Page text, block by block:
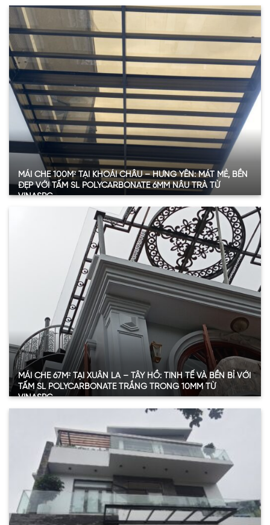
Hạng mục Thông tin
Diện tích sử dụng 81.75 m²
Loại tấm
Độ dày 4.6 mm
Màu sắc Nâu trà (Bronze/Brown)
Vị trí ứng dụng Mái sân trước, hiên nhà, hành lang
Xem thêm
MÁI CHE 100M² TẠI KHOÁI CHÂU – HƯNG YÊN: MÁT MẺ, BỀN
ĐẸP VỚI TẤM SL POLYCARBONATE 6MM NÂU TRÀ TỪ
VINASPC
Thông số vật tư chi tiết
Thông tin
100 m²
SL Polycarbonate đặc ruột
6 mm
Nâu trà (Bronze/Brown)
Vị trí ứng dụng Mái che sân chính – khu vực sinh hoạt ngoài trời
Xem thêm
MÁI CHE 67M² TẠI XUÂN LA – TÂY HỒ: TINH TẾ VÀ BỀN BỈ VỚI
TẤM SL POLYCARBONATE TRẮNG TRONG 10MM TỪ
VINASPC
Thông tin chi tiết vật tư SL Polycarbonate cung cấp
Chi tiết
Diện tích sử dụng 67 m²
Loại vật tư Tấm SL Polycarbonate đặc ruột
Độ dày 10 mm
Màu sắc Trắng trong (Clear)
Vị trí ứng dụng Mái sảnh chính, khu sân phụ, giếng trời